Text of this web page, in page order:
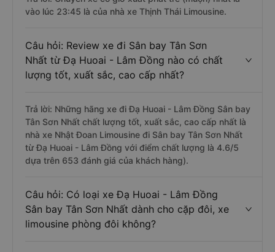
vào lúc 23:45 là của nhà xe Thịnh Thái Limousine.
Câu hỏi: Review xe đi Sân bay Tân Sơn
Nhất từ Đạ Huoai - Lâm Đồng nào có chất
lượng tốt, xuất sắc, cao cấp nhất?
Trả lời: Những hãng xe đi Đạ Huoai - Lâm Đồng Sân bay
Tân Sơn Nhất chất lượng tốt, xuất sắc, cao cấp nhất là
nhà xe Nhật Đoan Limousine đi Sân bay Tân Sơn Nhất
từ Đạ Huoai - Lâm Đồng với điểm chất lượng là 4.6/5
dựa trên 653 đánh giá của khách hàng).
Câu hỏi: Có loại xe Đạ Huoai - Lâm Đồng
Sân bay Tân Sơn Nhất dành cho cặp đôi, xe
limousine phòng đôi không?